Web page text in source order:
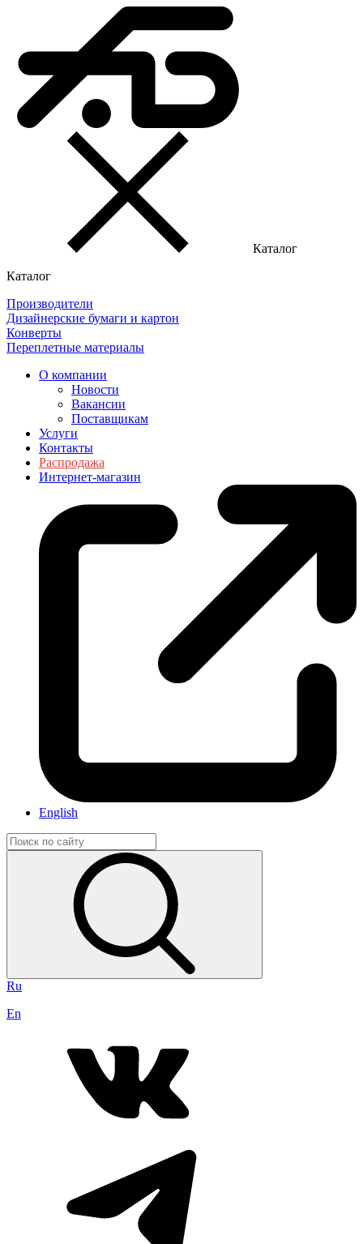
Каталог
Каталог
Производители
Дизайнерские бумаги и картон
Конверты
Переплетные материалы
О компании
Новости
Вакансии
Поставщикам
Услуги
Контакты
Распродажа
Интернет-магазин
English
Ru
En